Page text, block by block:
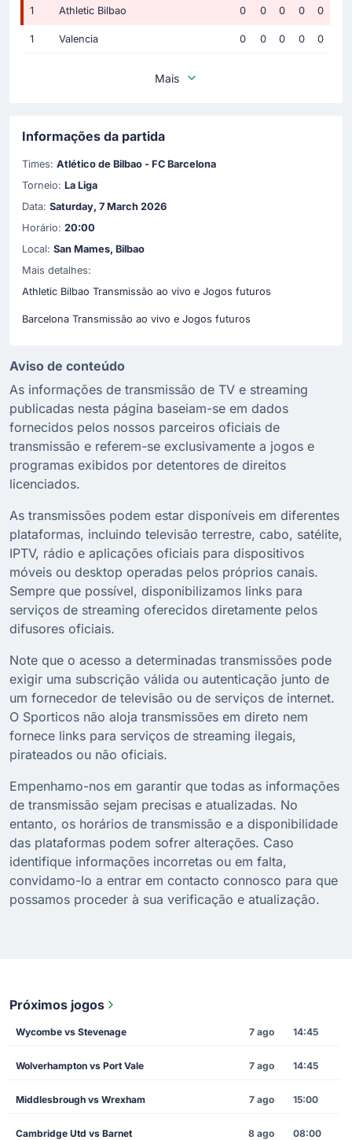
1 Athletic Bilbao 0 0 0 0 0
1 Valencia 0 0 0 0 0
Mais
Informações da partida
Times: Atlético de Bilbao - FC Barcelona
Torneio: La Liga
Data: Saturday, 7 March 2026
Horário: 20:00
Local: San Mames, Bilbao
Mais detalhes:
Athletic Bilbao Transmissão ao vivo e Jogos futuros
Barcelona Transmissão ao vivo e Jogos futuros
Aviso de conteúdo
As informações de transmissão de TV e streaming
publicadas nesta página baseiam-se em dados
fornecidos pelos nossos parceiros oficiais de
transmissão e referem-se exclusivamente a jogos e
programas exibidos por detentores de direitos
licenciados.
As transmissões podem estar disponíveis em diferentes
plataformas, incluindo televisão terrestre, cabo, satélite,
IPTV, rádio e aplicações oficiais para dispositivos
móveis ou desktop operadas pelos próprios canais.
Sempre que possível, disponibilizamos links para
serviços de streaming oferecidos diretamente pelos
difusores oficiais.
Note que o acesso a determinadas transmissões pode
exigir uma subscrição válida ou autenticação junto de
um fornecedor de televisão ou de serviços de internet.
O Sporticos não aloja transmissões em direto nem
fornece links para serviços de streaming ilegais,
pirateados ou não oficiais.
Empenhamo-nos em garantir que todas as informações
de transmissão sejam precisas e atualizadas. No
entanto, os horários de transmissão e a disponibilidade
das plataformas podem sofrer alterações. Caso
identifique informações incorretas ou em falta,
convidamo-lo a entrar em contacto connosco para que
possamos proceder à sua verificação e atualização.
Próximos jogos
Wycombe vs Stevenage 7 ago 14:45
Wolverhampton vs Port Vale 7 ago 14:45
Middlesbrough vs Wrexham 7 ago 15:00
Cambridge Utd vs Barnet 8 ago 08:00